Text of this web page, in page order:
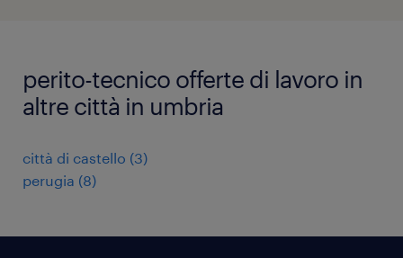
perito-tecnico offerte di lavoro in
altre città in umbria
città di castello (3)
perugia (8)